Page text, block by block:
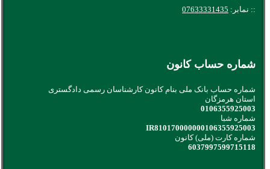
:: نمابر: 07633331435
شماره حساب کانون
شماره حساب بانک ملی بنام کانون کارشناسان رسمی دادگستری
استان هرمزگان
0106355925003
شماره شبا
IR810170000000106355925003
شماره کارت (ملی) کانون
6037997599715118